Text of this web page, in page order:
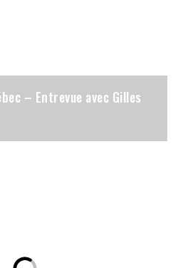
– Entrevue avec Gilles